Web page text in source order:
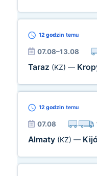
12 godzin temu
07.08–13.08
Taraz (KZ) —
12 godzin temu
07.08
Almaty (KZ) —